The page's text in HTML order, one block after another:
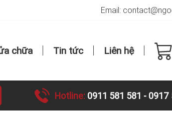
Email:
chữa Tin tức Liên hệ
Hotline: 0911 581 581 - 0917